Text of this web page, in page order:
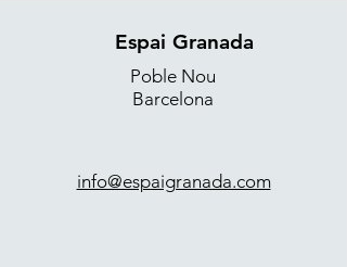
Espai Granada
Poble Nou
Barcelona
info@espaigranada.com